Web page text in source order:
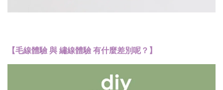
【毛線體驗 與 繡線體驗 有什麼差別呢？】